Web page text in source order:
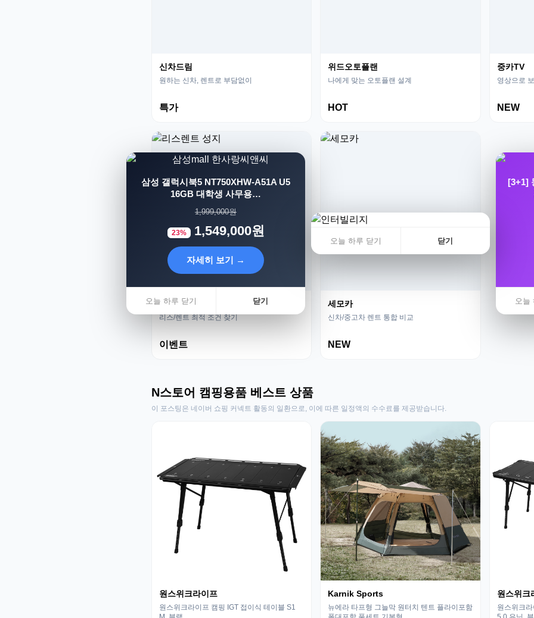
신차드림
원하는 신차, 렌트로 부담없이
특가
위드오토플랜
나에게 맞는 오토플랜 설계
HOT
중카TV
영상으로
NEW
리스렌트 성지
리스/렌트 최적 조건 찾기
이벤트
세모카
신차/중고차 렌트 통합 비교
NEW
N스토어 캠핑용품 베스트 상품
이 포스팅은 네이버 쇼핑 커넥트 활동의 일환으로, 이에 따른 일정액의 수수료를 제공받습니다.
원스위크라이프
원스위크라이프 캠핑 IGT 접이식 테이블 S1
Karnik Sports
뉴에라 타프형 그늘막 원터치 텐트 플라이포함
원스위크
원스위크
오늘 하루 닫기 닫기
[3+1]
오늘
삼성 갤럭시북5 NT750XHW-A51A U5
16GB 대학생 사무용…
1,999,000원
23% 1,549,000원
자세히 보기 →
오늘 하루 닫기 닫기